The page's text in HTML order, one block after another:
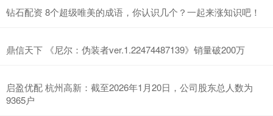
钻石配资 8个超级唯美的成语，你认识几个？一起来涨知识吧！
鼎信天下 《尼尔：伪装者ver.1.22474487139》销量破200万
启盈优配 杭州高新：截至2026年1月20日，公司股东总人数为
9365户